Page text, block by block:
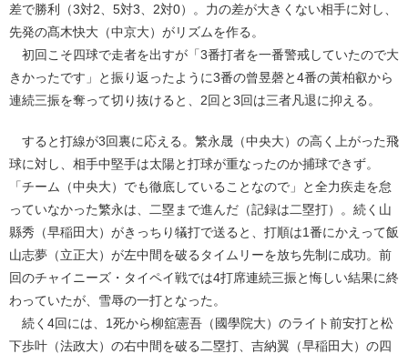
差で勝利（3対2、5対3、2対0）。力の差が大きくない相手に対し、
先発の髙木快大（中京大）がリズムを作る。
初回こそ四球で走者を出すが「3番打者を一番警戒していたので大
きかったです」と振り返ったように3番の曾昱磬と4番の黃柏叡から
連続三振を奪って切り抜けると、2回と3回は三者凡退に抑える。
すると打線が3回裏に応える。繁永晟（中央大）の高く上がった飛
球に対し、相手中堅手は太陽と打球が重なったのか捕球できず。
「チーム（中央大）でも徹底していることなので」と全力疾走を怠
っていなかった繁永は、二塁まで進んだ（記録は二塁打）。続く山
縣秀（早稲田大）がきっちり犠打で送ると、打順は1番にかえって飯
山志夢（立正大）が左中間を破るタイムリーを放ち先制に成功。前
回のチャイニーズ・タイペイ戦では4打席連続三振と悔しい結果に終
わっていたが、雪辱の一打となった。
続く4回には、1死から柳舘憲吾（國學院大）のライト前安打と松
下歩叶（法政大）の右中間を破る二塁打、吉納翼（早稲田大）の四